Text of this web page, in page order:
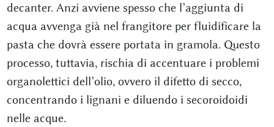
decanter. Anzi avviene spesso che l’aggiunta di
acqua avvenga già nel frangitore per fluidificare la
pasta che dovrà essere portata in gramola. Questo
processo, tuttavia, rischia di accentuare i problemi
organolettici dell’olio, ovvero il difetto di secco,
concentrando i lignani e diluendo i secoroidoidi
nelle acque.